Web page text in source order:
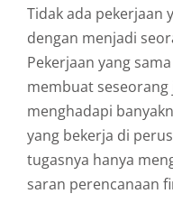
Tidak ada pekerjaan
dengan menjadi
Pekerjaan yang
membuat
menghadapi
yang bekerja di
tugasnya hanya
saran perencanaan